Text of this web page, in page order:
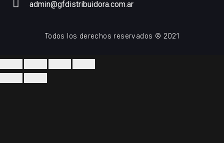
admin@gfdistribuidora.com.ar
Todos los derechos reservados © 2021